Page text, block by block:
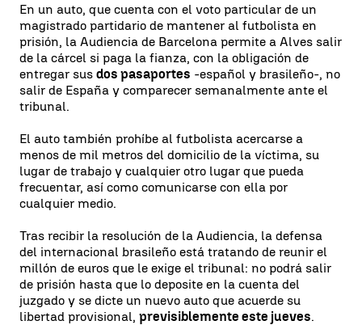
En un auto, que cuenta con el voto particular de un
magistrado partidario de mantener al futbolista en
prisión, la Audiencia de Barcelona permite a Alves salir
de la cárcel si paga la fianza, con la obligación de
entregar sus dos pasaportes -español y brasileño-, no
salir de España y comparecer semanalmente ante el
tribunal.
El auto también prohíbe al futbolista acercarse a
menos de mil metros del domicilio de la víctima, su
lugar de trabajo y cualquier otro lugar que pueda
frecuentar, así como comunicarse con ella por
cualquier medio.
Tras recibir la resolución de la Audiencia, la defensa
del internacional brasileño está tratando de reunir el
millón de euros que le exige el tribunal: no podrá salir
de prisión hasta que lo deposite en la cuenta del
juzgado y se dicte un nuevo auto que acuerde su
libertad provisional, previsiblemente este jueves.